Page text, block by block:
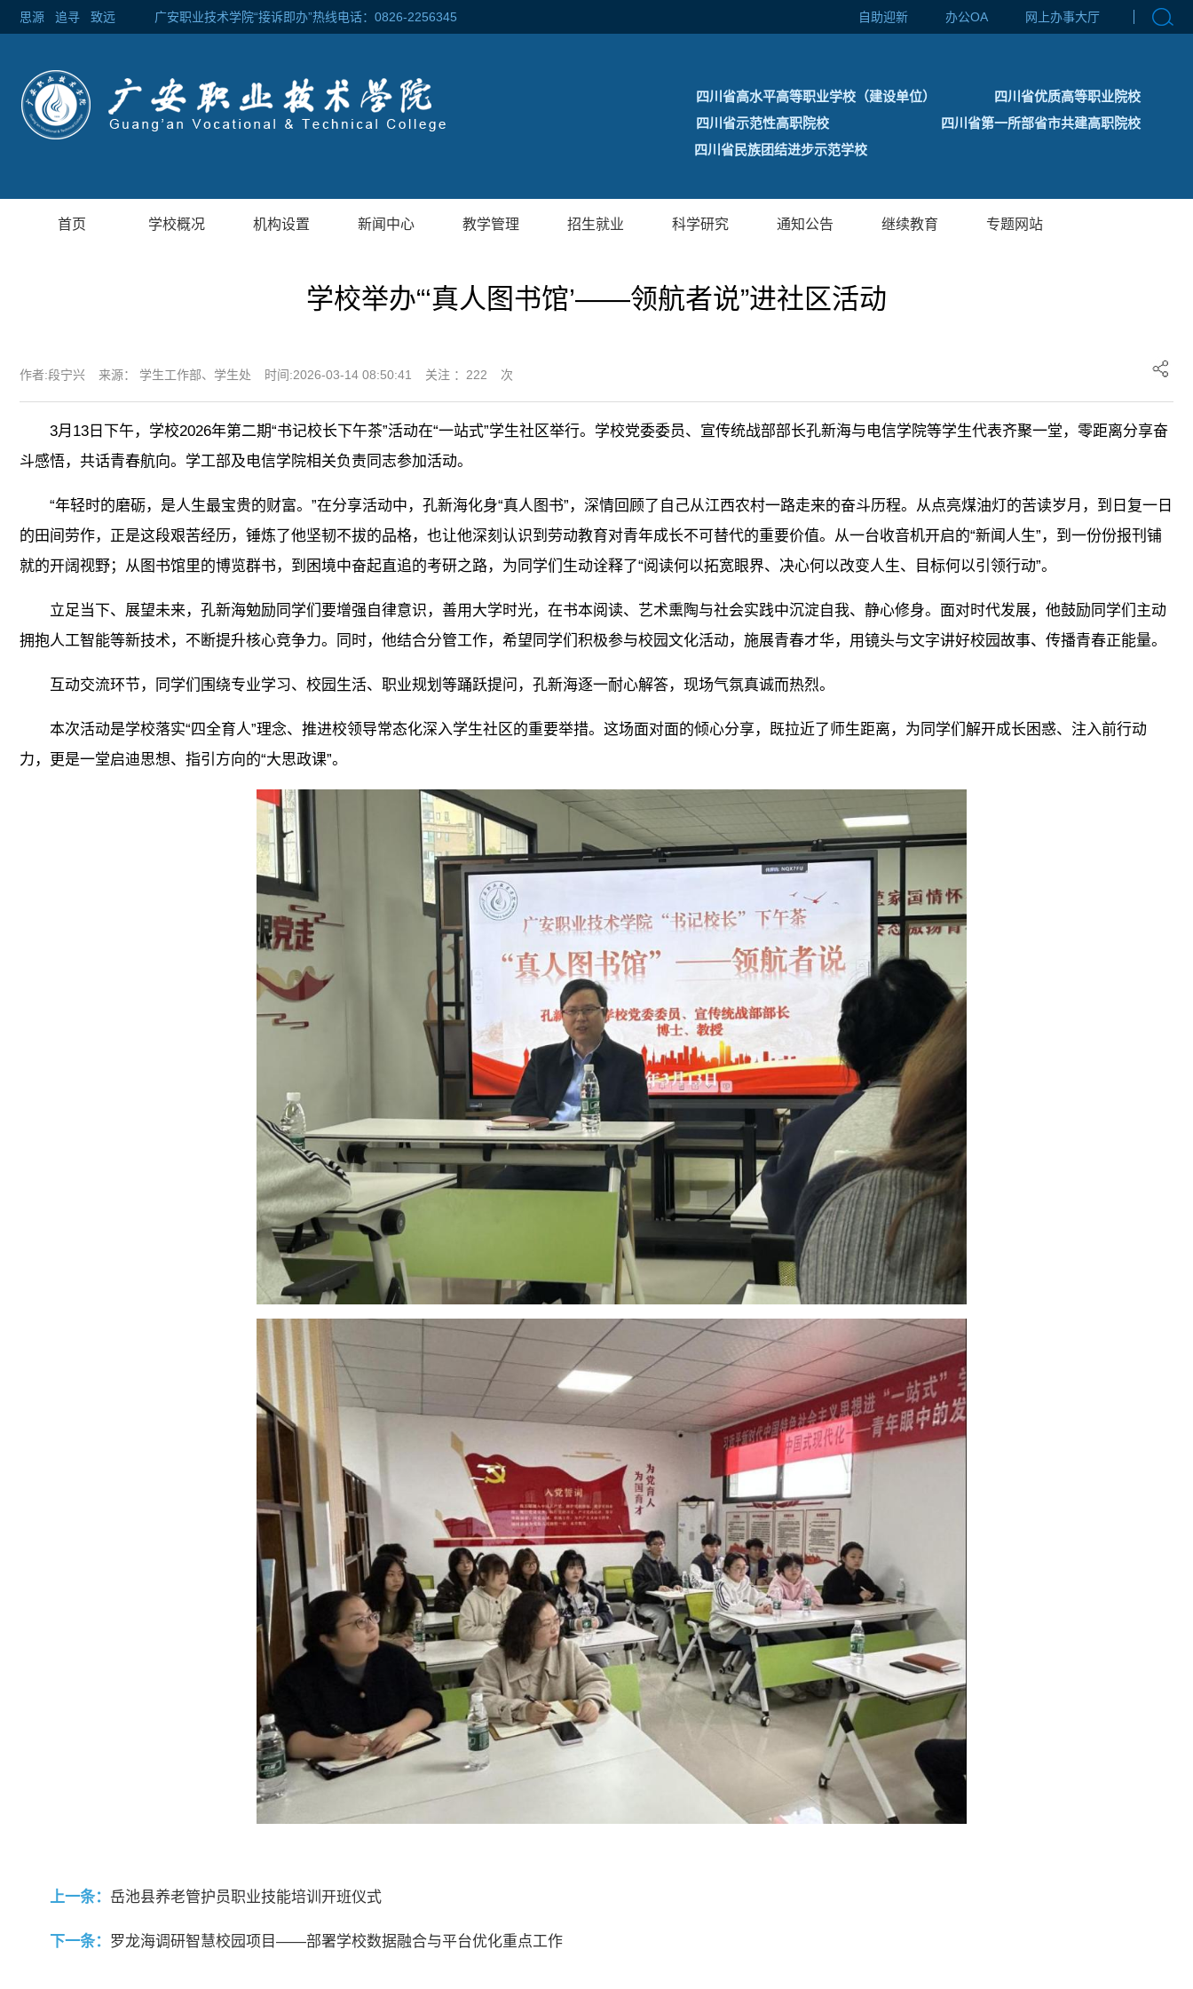
思源 追寻 致远 广安职业技术学院“接诉即办”热线电话：0826-2256345 自助迎新 办公OA 网上办事大厅
四川省高水平高等职业学校（建设单位）
四川省优质高等职业院校
四川省示范性高职院校
四川省第一所部省市共建高职院校
四川省民族团结进步示范学校
首页 学校概况 机构设置 新闻中心 教学管理 招生就业 科学研究 通知公告 继续教育 专题网站
学校举办“‘真人图书馆’——领航者说”进社区活动
作者:段宁兴 来源： 学生工作部、学生处 时间:2026-03-14 08:50:41 关注 ： 222 次
3月13日下午，学校2026年第二期“书记校长下午茶”活动在“一站式”学生社区举行。学校党委委员、宣传统战部部长孔新海与电信学院等学生代表齐聚一堂，零距离分享奋
斗感悟，共话青春航向。学工部及电信学院相关负责同志参加活动。
“年轻时的磨砺，是人生最宝贵的财富。”在分享活动中，孔新海化身“真人图书”，深情回顾了自己从江西农村一路走来的奋斗历程。从点亮煤油灯的苦读岁月，到日复一日
的田间劳作，正是这段艰苦经历，锤炼了他坚韧不拔的品格，也让他深刻认识到劳动教育对青年成长不可替代的重要价值。从一台收音机开启的“新闻人生”，到一份份报刊铺
就的开阔视野；从图书馆里的博览群书，到困境中奋起直追的考研之路，为同学们生动诠释了“阅读何以拓宽眼界、决心何以改变人生、目标何以引领行动”。
立足当下、展望未来，孔新海勉励同学们要增强自律意识，善用大学时光，在书本阅读、艺术熏陶与社会实践中沉淀自我、静心修身。面对时代发展，他鼓励同学们主动
拥抱人工智能等新技术，不断提升核心竞争力。同时，他结合分管工作，希望同学们积极参与校园文化活动，施展青春才华，用镜头与文字讲好校园故事、传播青春正能量。
互动交流环节，同学们围绕专业学习、校园生活、职业规划等踊跃提问，孔新海逐一耐心解答，现场气氛真诚而热烈。
本次活动是学校落实“四全育人”理念、推进校领导常态化深入学生社区的重要举措。这场面对面的倾心分享，既拉近了师生距离，为同学们解开成长困惑、注入前行动
力，更是一堂启迪思想、指引方向的“大思政课”。
上一条： 岳池县养老管护员职业技能培训开班仪式
下一条： 罗龙海调研智慧校园项目——部署学校数据融合与平台优化重点工作